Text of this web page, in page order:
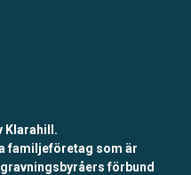
Klarahill.
familjeföretag som är
förbund